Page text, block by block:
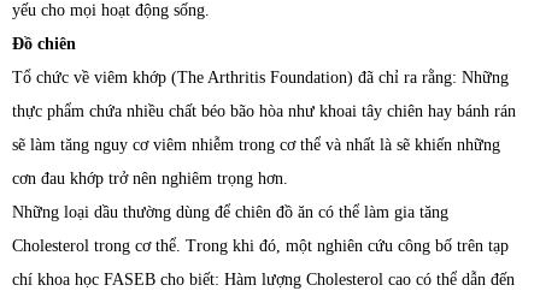
yếu cho mọi hoạt động sống.
Đồ chiên
Tổ chức về viêm khớp (The Arthritis Foundation) đã chỉ ra rằng: Những
thực phẩm chứa nhiều chất béo bão hòa như khoai tây chiên hay bánh rán
sẽ làm tăng nguy cơ viêm nhiễm trong cơ thể và nhất là sẽ khiến những
cơn đau khớp trở nên nghiêm trọng hơn.
Những loại dầu thường dùng để chiên đồ ăn có thể làm gia tăng
Cholesterol trong cơ thể. Trong khi đó, một nghiên cứu công bố trên tạp
chí khoa học FASEB cho biết: Hàm lượng Cholesterol cao có thể dẫn đến